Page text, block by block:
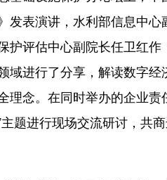
发表演讲，水利部信息中
护评估中心副院长任卫红
域进行了分享，解读数字
理念。在同时举办的企业责
题进行现场交流研讨，共